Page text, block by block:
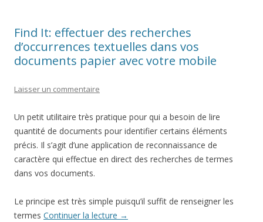
Find It: effectuer des recherches
d’occurrences textuelles dans vos
documents papier avec votre mobile
Laisser un commentaire
Un petit utilitaire très pratique pour qui a besoin de lire
quantité de documents pour identifier certains éléments
précis. Il s’agit d’une application de reconnaissance de
caractère qui effectue en direct des recherches de termes
dans vos documents.
Le principe est très simple puisqu’il suffit de renseigner les
termes Continuer la lecture →